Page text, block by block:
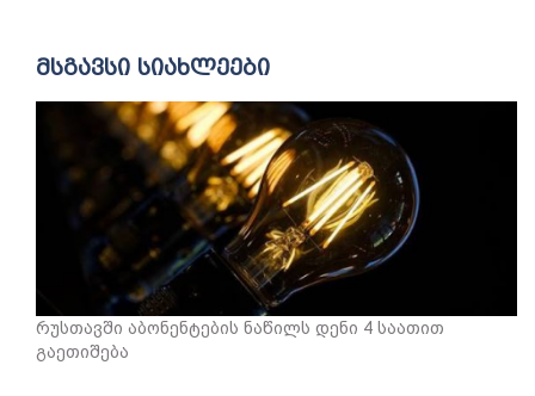
მსგავსი სიახლეები
რუსთავში აბონენტების ნაწილს დენი 4 საათით
გაეთიშება